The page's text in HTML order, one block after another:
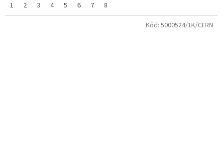
1 2 3 4 5 6 7 8
Kód: 5000524/1K/CERN